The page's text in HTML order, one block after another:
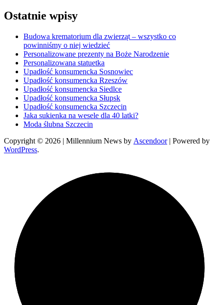
Ostatnie wpisy
Budowa krematorium dla zwierząt – wszystko co
powinniśmy o niej wiedzieć
Personalizowane prezenty na Boże Narodzenie
Personalizowana statuetka
Upadłość konsumencka Sosnowiec
Upadłość konsumencka Rzeszów
Upadłość konsumencka Siedlce
Upadłość konsumencka Słupsk
Upadłość konsumencka Szczecin
Jaka sukienka na wesele dla 40 latki?
Moda ślubna Szczecin
Copyright © 2026 | Millennium News by Ascendoor| Powered by
WordPress.